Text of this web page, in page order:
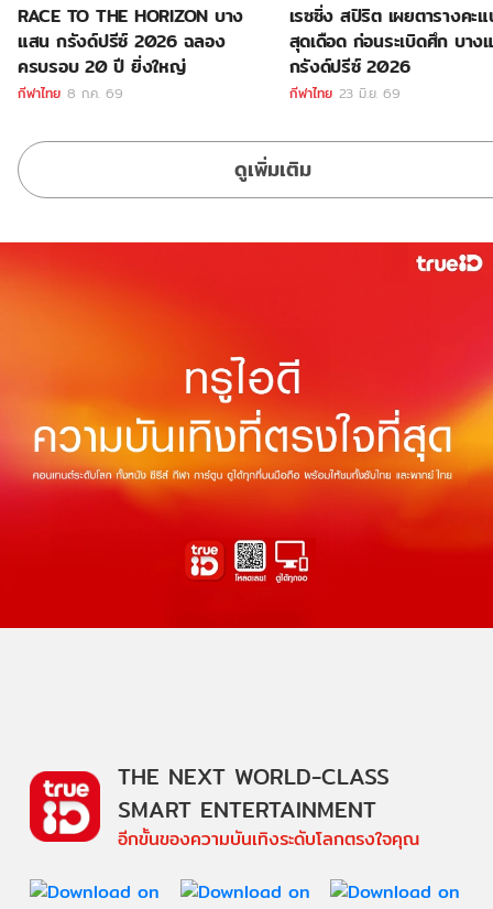
RACE TO THE HORIZON บาง
แสน กรังด์ปรีซ์ 2026 ฉลอง
ครบรอบ 20 ปี ยิ่งใหญ่
กีฬาไทย 8 ก.ค. 69
เรซซิ่ง สปิริต เผยตารางคะ
สุดเดือด ก่อนระเบิดศึก บาง
กรังด์ปรีซ์ 2026
กีฬาไทย 23 มิ.ย. 69
ดูเพิ่มเติม
THE NEXT WORLD-CLASS
SMART ENTERTAINMENT
อีกขั้นของความบันเทิงระดับโลกตรงใจคุณ